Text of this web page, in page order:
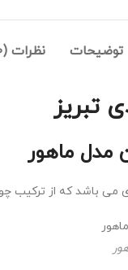
توضیحات نظرات (0)
تبریز
ماهور
باشد که از ترکیب